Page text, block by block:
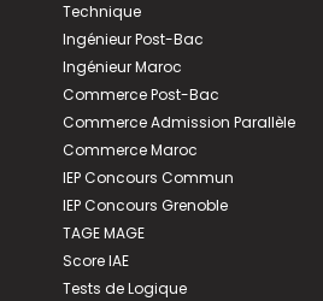
Technique
Ingénieur Post-Bac
Ingénieur Maroc
Commerce Post-Bac
Commerce Admission Parallèle
Commerce Maroc
IEP Concours Commun
IEP Concours Grenoble
TAGE MAGE
Score IAE
Tests de Logique